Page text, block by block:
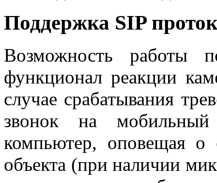
Поддержка SIP
Возможность работы
функционал реакции
случае срабатывания
звонок на
компьютер, оповещая о
объекта (при наличии